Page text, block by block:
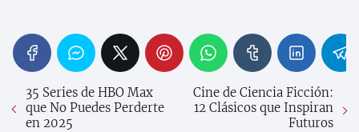
35 Series de HBO Max
que No Puedes Perderte
en 2025
Cine de Ciencia Ficción:
12 Clásicos que Inspiran
Futuros